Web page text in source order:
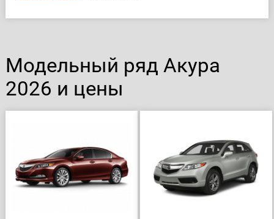
Модельный ряд Акура
2026 и цены